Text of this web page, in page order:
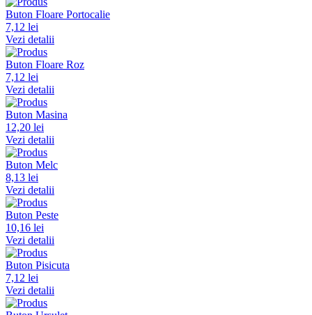
Buton Floare Portocalie
7,12 lei
Vezi detalii
Buton Floare Roz
7,12 lei
Vezi detalii
Buton Masina
12,20 lei
Vezi detalii
Buton Melc
8,13 lei
Vezi detalii
Buton Peste
10,16 lei
Vezi detalii
Buton Pisicuta
7,12 lei
Vezi detalii